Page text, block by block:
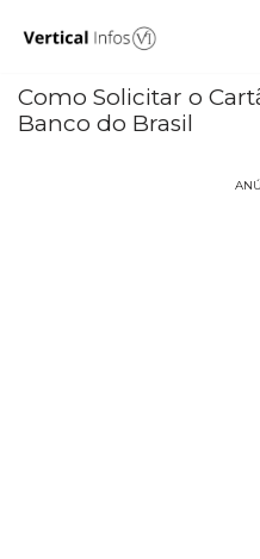
para
o
conteúdo
Como Solicitar o
Banco do Brasil